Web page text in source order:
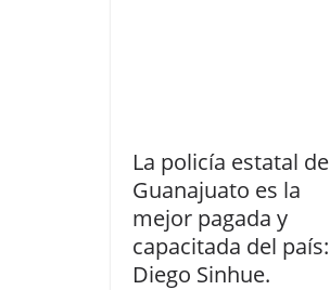
La policía estatal de
Guanajuato es la
mejor pagada y
capacitada del país:
Diego Sinhue.